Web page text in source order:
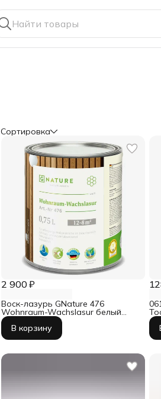
Сортировка
2 900 ₽
Воск-лазурь GNature 476
Wohnraum-Wachslasur белый
0,75 л
В корзину